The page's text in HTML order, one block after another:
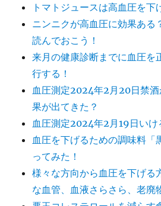
トマトジュースは高血圧を下
ニンニクが高血圧に効果ある
読んでおこう！
来月の健康診断までに血圧を
行する！
血圧測定2024年2月20日禁
果が出てきた？
血圧測定2024年2月19日いけ
血圧を下げるための調味料「
ってみた！
様々な方向から血圧を下げる
な血管、血液さらさら、老廃